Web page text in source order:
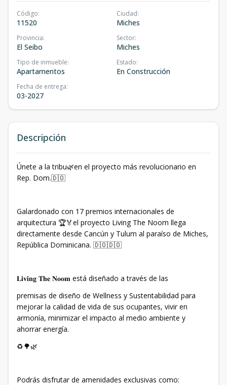
Código:
11520
Ciudad:
Miches
Provincia:
El Seibo
Sector:
Miches
Tipo de inmueble:
Apartamentos
Estado:
En Construcción
Fecha de entrega:
03-2027
Descripción
Únete a la tribu🌿en el proyecto más revolucionario en
Rep. Dom.🇩🇴
Galardonado con 17 premios internacionales de
arquitectura 🏆🏅el proyecto Living The Noom llega
directamente desde Cancún y Tulum al paraíso de Miches,
República Dominicana. 🇩🇴🇩🇴
𝐋𝐢𝐯𝐢𝐧𝐠 𝐓𝐡𝐞 𝐍𝐨𝐨𝐦 está diseñado a través de las
premisas de diseño de Wellness y Sustentabilidad para
mejorar la calidad de vida de sus ocupantes, vivir en
armonía, minimizar el impacto al medio ambiente y
ahorrar energía.
♻️🌳🌿
Podrás disfrutar de amenidades exclusivas como: